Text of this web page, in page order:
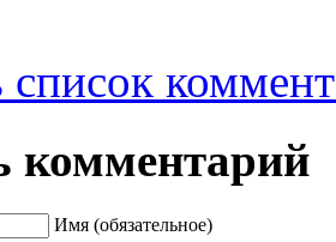
комментарий
Имя (обязательное)